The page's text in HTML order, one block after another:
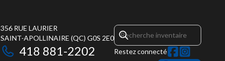
356 RUE LAURIER
SAINT-APOLLINAIRE (QC) G0S 2E0
418 881-2202 Restez connecté